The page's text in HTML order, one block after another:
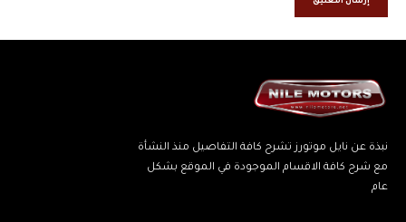
نبذة عن نايل موتورز تشرح كافة التفاصيل منذ النشأة
مع شرح كافة الاقسام الموجودة في الموقع بشكل
عام